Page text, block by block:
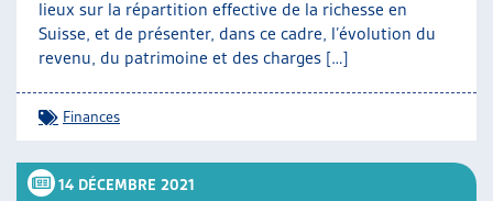
lieux sur la répartition effective de la richesse en
Suisse, et de présenter, dans ce cadre, l’évolution du
revenu, du patrimoine et des charges […]
Finances
14 DÉCEMBRE 2021